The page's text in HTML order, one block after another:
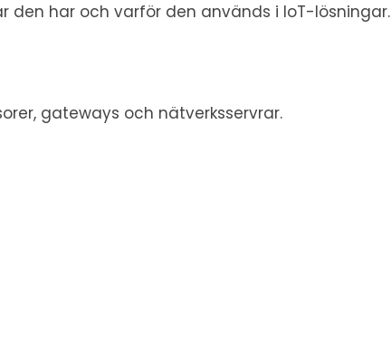
den har och varför den används i IoT-lösningar.
gateways och nätverksservrar.